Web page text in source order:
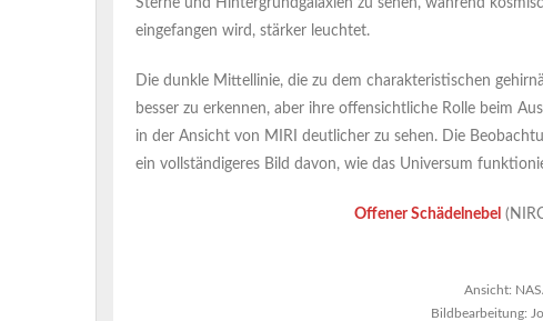
Sterne und Hintergrundgalaxien zu sehen, während
eingefangen wird, stärker leuchtet.
Die dunkle Mittellinie, die zu dem charakteristischen
besser zu erkennen, aber ihre offensichtliche Rolle beim
in der Ansicht von MIRI deutlicher zu sehen. Die
ein vollständigeres Bild davon, wie das Universum
Offener Schädelnebel
Ansicht:
Bildbearbeitung: